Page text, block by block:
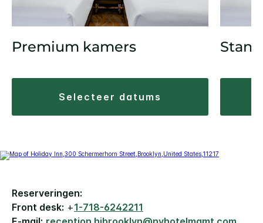
Premium kamers
selecteer datums
Reserveringen:
Front desk: +1-718-6242211